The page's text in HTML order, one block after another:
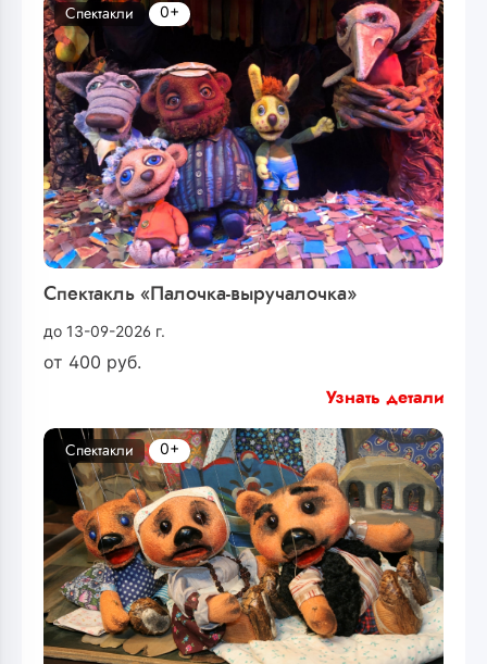
Спектакль «Палочка-выручалочка»
до 13-09-2026 г.
от 400 руб.
Спектакли 0+
Узнать детали
Спектакли 0+